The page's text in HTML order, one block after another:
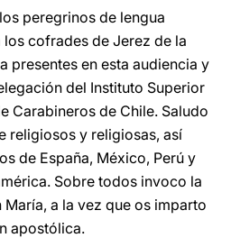
peregrinos de lengua
cofrades de Jerez de la
presentes en esta audiencia y
del Instituto Superior
Carabineros de Chile. Saludo
religiosos y religiosas, así
de España, México, Perú y
Sobre todos invoco la
a la vez que os imparto
apostólica.